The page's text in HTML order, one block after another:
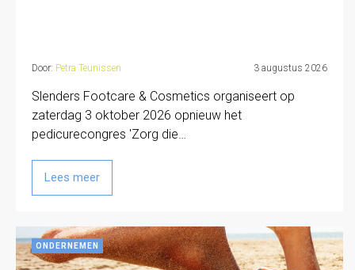
Door: Petra Teunissen 3 augustus 2026
Slenders Footcare & Cosmetics organiseert op
zaterdag 3 oktober 2026 opnieuw het
pedicurecongres 'Zorg die…
Lees meer
ONDERNEMEN